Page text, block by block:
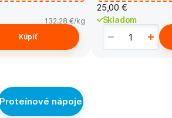
132,28 €/kg
Kúpiť
25,00 €
Skladom
nápoje